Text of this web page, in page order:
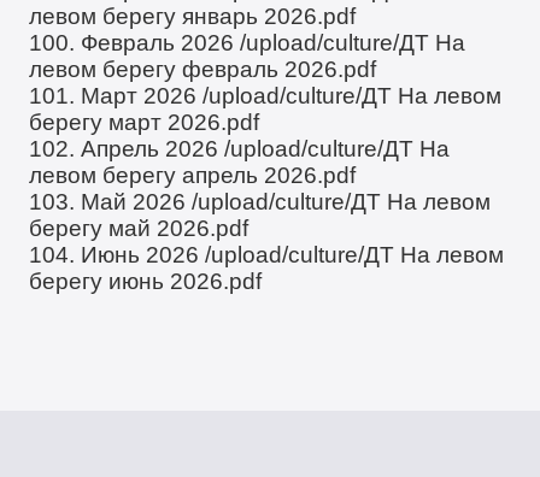
левом берегу январь 2026.pdf
100. Февраль 2026/upload/culture/ДТ На
левом берегу февраль 2026.pdf
101. Март 2026/upload/culture/ДТ На левом
берегу март 2026.pdf
102. Апрель 2026/upload/culture/ДТ На
левом берегу апрель 2026.pdf
103. Май 2026/upload/culture/ДТ На левом
берегу май 2026.pdf
104. Июнь 2026/upload/culture/ДТ На левом
берегу июнь 2026.pdf